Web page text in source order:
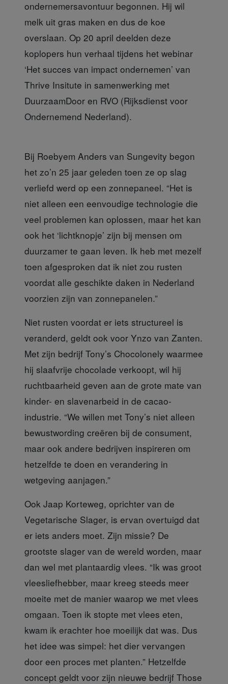
ondernemersavontuur begonnen. Hij wil
melk uit gras maken en dus de koe
overslaan. Op 20 april deelden deze
koplopers hun verhaal tijdens het webinar
‘Het succes van impact ondernemen’ van
Thrive Insitute in samenwerking met
DuurzaamDoor en RVO (Rijksdienst voor
Ondernemend Nederland).
Bij Roebyem Anders van Sungevity begon
het zo’n 25 jaar geleden toen ze op slag
verliefd werd op een zonnepaneel. “Het is
niet alleen een eenvoudige technologie die
veel problemen kan oplossen, maar het kan
ook het ‘lichtknopje’ zijn bij mensen om
duurzamer te gaan leven. Ik heb met mezelf
toen afgesproken dat ik niet zou rusten
voordat alle geschikte daken in Nederland
voorzien zijn van zonnepanelen.”
Niet rusten voordat er iets structureel is
veranderd, geldt ook voor Ynzo van Zanten.
Met zijn bedrijf Tony’s Chocolonely waarmee
hij slaafvrije chocolade verkoopt, wil hij
ruchtbaarheid geven aan de grote mate van
kinder- en slavenarbeid in de cacao-
industrie. “We willen met Tony’s niet alleen
bewustwording creëren bij de consument,
maar ook andere bedrijven inspireren om
hetzelfde te doen en verandering in
wetgeving aanjagen.”
Ook Jaap Korteweg, oprichter van de
Vegetarische Slager, is ervan overtuigd dat
er iets anders moet. Zijn missie? De
grootste slager van de wereld worden, maar
dan wel met plantaardig vlees. “Ik was groot
vleesliefhebber, maar kreeg steeds meer
moeite met de manier waarop we met vlees
omgaan. Toen ik stopte met vlees eten,
kwam ik erachter hoe moeilijk dat was. Dus
het idee was simpel: het dier vervangen
door een proces met planten.” Hetzelfde
concept geldt voor zijn nieuwe bedrijf Those